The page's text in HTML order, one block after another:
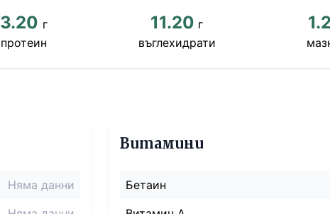
3.20 г
протеин
11.20 г
въглехидрати
Няма данни
Витамини
Бетаин